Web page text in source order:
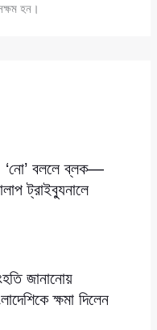
হন।
‘নো’ বললে ব্লক—
ট্রাইব্যুনালে
জানানোয়
ক্ষমা দিলেন